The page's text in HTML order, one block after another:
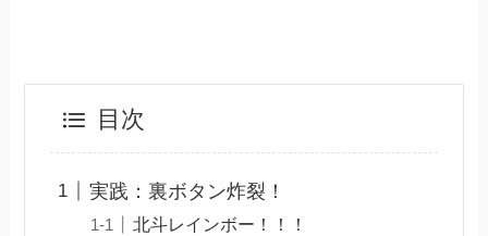
目次
実践：裏ボタン炸裂！
北斗レインボー！！！